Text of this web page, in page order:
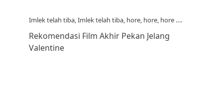
Imlek telah tiba, Imlek telah tiba, hore, hore, hore ….
Rekomendasi Film Akhir Pekan Jelang
Valentine